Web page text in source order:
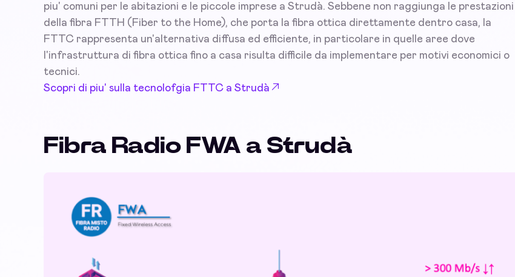
piu' comuni per le abitazioni e le piccole imprese a Strudà. Sebbene non raggiunga le prestazioni
della fibra FTTH (Fiber to the Home), che porta la fibra ottica direttamente dentro casa, la
FTTC rappresenta un'alternativa diffusa ed efficiente, in particolare in quelle aree dove
l'infrastruttura di fibra ottica fino a casa risulta difficile da implementare per motivi economici o
tecnici.
Scopri di piu' sulla tecnolofgia FTTC a Strudà
Fibra Radio FWA a Strudà